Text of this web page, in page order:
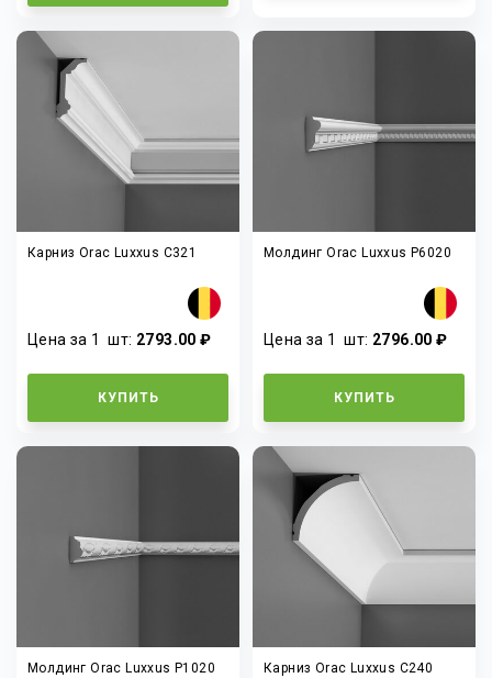
Карниз Orac Luxxus C321
Цена за 1шт: 2793.00 ₽
КУПИТЬ
Молдинг Orac Luxxus P6020
Цена за 1шт: 2796.00 ₽
КУПИТЬ
Молдинг Orac Luxxus P1020 Карниз Orac Luxxus C240